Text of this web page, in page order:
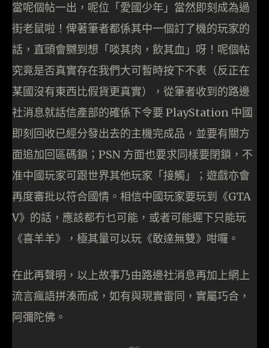
當呢個帖一出，呢位「愛國少年」當然即刻成為過
街老鼠啦！俾著筆者都係其中一個訂了機的玩家的
話，直頭會嬲到想「啖其肉，飲其血」呀！呢個帖
究竟是否真實存在我們大可暫時按下不表（反正在
某國沒有東西比假貨更真實），從筆者收到的路邊
社消息就話信產部的確係下令要 PlayStation 中國
即刻回收已經分發出去的主機完成品，並要有關方
面追加回區碼鎖；PSN 方面也要求同樣要閉鎖，不
准中國玩家可跟世界其他玩家「接觸」；遊戲亦會
再度審批以符合國情。相信中國玩家要玩到《GTA
V》的話，應該都冇乜可能，或者可能遲下只能玩
《喜羊羊》，極其量可以玩《敢達無雙》咁囉。
在此再聲明，以上故事乃由路邊社消息再加上網上
流言瘋語拼湊而成，如有與現實雷同，實屬巧合，
阿彌陀佛。